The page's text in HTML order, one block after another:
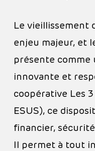
Le vieillissement
enjeu majeur, et
présente comme
innovante et
coopérative Les
ESUS), ce
financier,
Il permet à tout